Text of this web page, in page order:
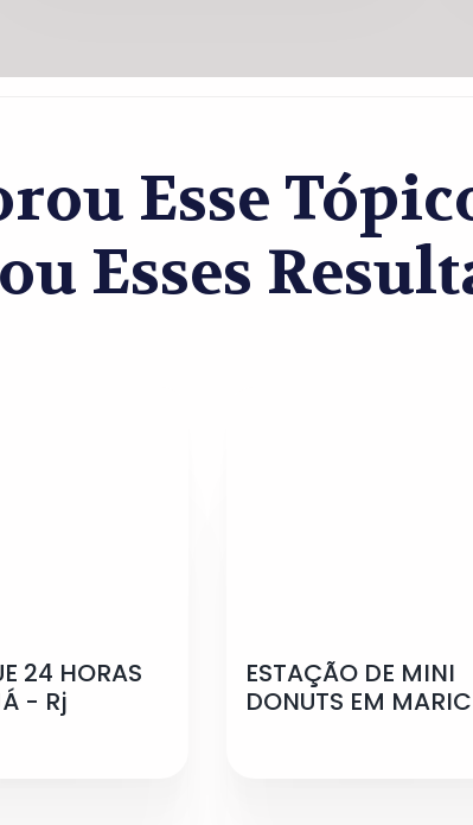
Esse
Esses
24 HORAS
- Rj
ESTAÇÃO DE MINI
DONUTS EM